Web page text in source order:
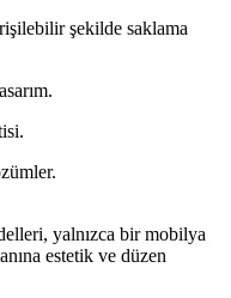
şekilde saklama
yalnızca bir mobilya
estetik ve düzen